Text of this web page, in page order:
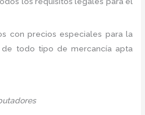
con precios especiales para la
todo tipo de mercancía apta